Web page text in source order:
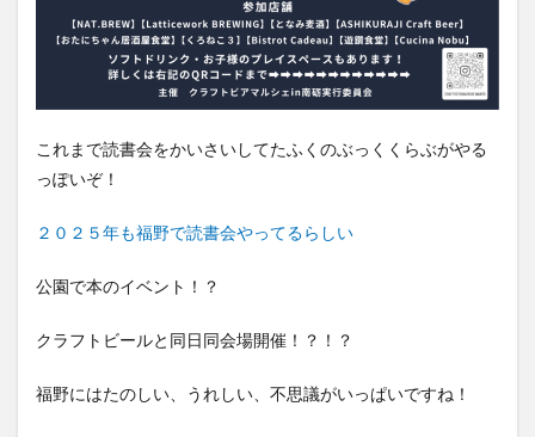
これまで読書会をかいさいしてたふくのぶっくくらぶがやる
っぽいぞ！
２０２５年も福野で読書会やってるらしい
公園で本のイベント！？
クラフトビールと同日同会場開催！？！？
福野にはたのしい、うれしい、不思議がいっぱいですね！